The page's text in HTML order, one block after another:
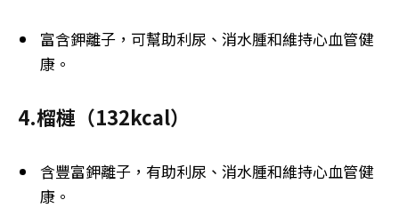
富含鉀離子，可幫助利尿、消水腫和維持心血管健
康。
4.榴槤（132kcal）
含豐富鉀離子，有助利尿、消水腫和維持心血管健
康。